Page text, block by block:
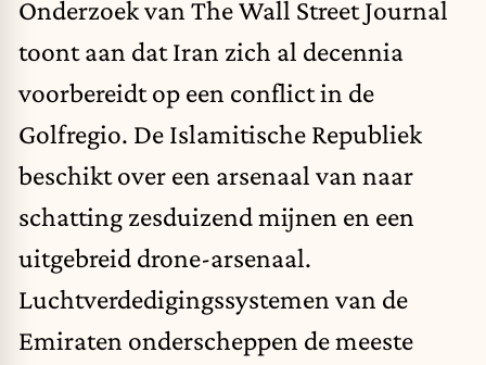
Onderzoek van The Wall Street Journal
toont aan dat Iran zich al decennia
voorbereidt op een conflict in de
Golfregio. De Islamitische Republiek
beschikt over een arsenaal van naar
schatting zesduizend mijnen en een
uitgebreid drone-arsenaal.
Luchtverdedigingssystemen van de
Emiraten onderscheppen de meeste